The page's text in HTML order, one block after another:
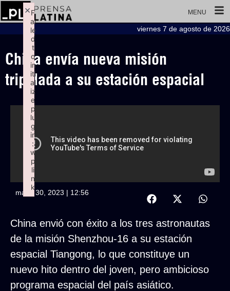
MENU
viernes 7 de agosto de 2026
China envía nueva misión
tripulada a su estación espacial
mayo 30, 2023 | 12:56
China envió con éxito a los tres astronautas
de la misión Shenzhou-16 a su estación
espacial Tiangong, lo que constituye un
nuevo hito dentro del joven, pero ambicioso
programa espacial del país asiático.
F
ai
le
d
t
o
in
iti
al
iz
e
p
lu
g
in
:
w
p
li
n
k
×
Failed to initialize plugin: wplink